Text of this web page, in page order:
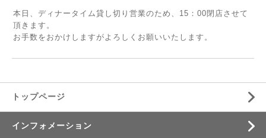
本日、ディナータイム貸し切り営業のため、15：00閉店させて
頂きます。
お手数をおかけしますがよろしくお願いいたします。
トップページ
インフォメーション